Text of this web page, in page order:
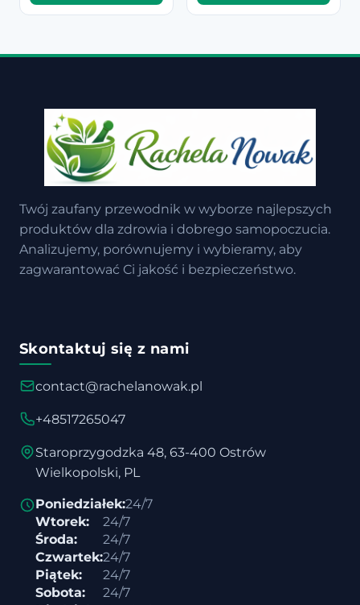
Twój zaufany przewodnik w wyborze najlepszych
produktów dla zdrowia i dobrego samopoczucia.
Analizujemy, porównujemy i wybieramy, aby
zagwarantować Ci jakość i bezpieczeństwo.
Skontaktuj się z nami
contact@rachelanowak.pl
+48517265047
Staroprzygodzka 48, 63-400 Ostrów
Wielkopolski, PL
Poniedziałek:24/7
Wtorek:
24/7
Środa:
24/7
Czwartek:24/7
Piątek:
24/7
Sobota:
24/7